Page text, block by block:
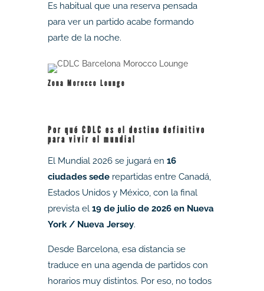
Es habitual que una reserva pensada
para ver un partido acabe formando
parte de la noche.
Zona Morocco Lounge
Por qué CDLC es el destino definitivo
para vivir el mundial
El Mundial 2026 se jugará en 16
ciudades sederepartidas entre Canadá,
Estados Unidos y México, con la final
prevista el 19 de julio de 2026 en Nueva
York / Nueva Jersey.
Desde Barcelona, esa distancia se
traduce en una agenda de partidos con
horarios muy distintos. Por eso, no todos